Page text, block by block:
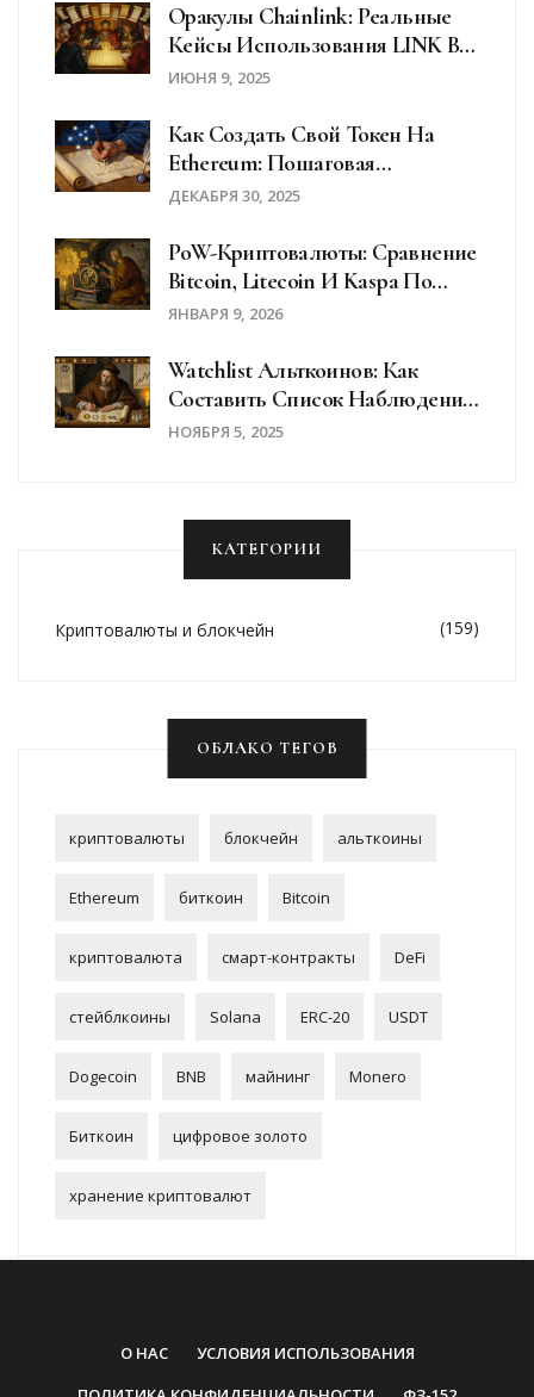
Оракулы Chainlink: Реальные
Кейсы Использования LINK В
DeFi
ИЮНЯ 9, 2025
Как Создать Свой Токен На
Ethereum: Пошаговая
Инструкция Для Новичков
ДЕКАБРЯ 30, 2025
PoW-Криптовалюты: Сравнение
Bitcoin, Litecoin И Kaspa По
Майнингу В 2025 Году
ЯНВАРЯ 9, 2026
Watchlist Альткоинов: Как
Составить Список Наблюдения
Для Эффективного
НОЯБРЯ 5, 2025
КАТЕГОРИИ
Криптовалюты и блокчейн (159)
ОБЛАКО ТЕГОВ
криптовалюты блокчейн альткоины
Ethereum биткоин Bitcoin
криптовалюта смарт-контракты DeFi
стейблкоины Solana ERC-20 USDT
Dogecoin BNB майнинг Monero
Биткоин цифровое золото
хранение криптовалют
О НАС
УСЛОВИЯ ИСПОЛЬЗОВАНИЯ